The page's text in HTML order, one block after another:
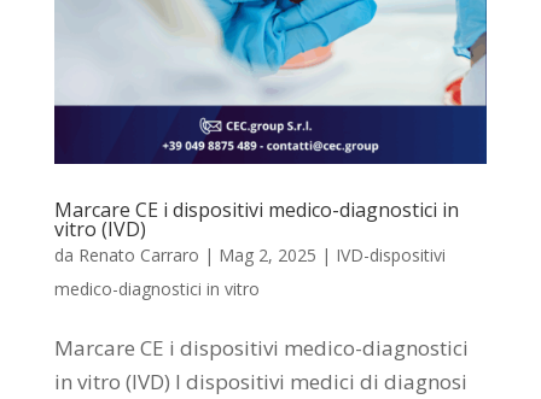
Marcare CE i dispositivi medico-diagnostici in
vitro (IVD)
da Renato Carraro | Mag 2, 2025 | IVD-dispositivi
medico-diagnostici in vitro
Marcare CE i dispositivi medico-diagnostici
in vitro (IVD) I dispositivi medici di diagnosi